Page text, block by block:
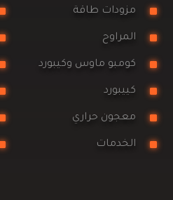
مزودات طاقة
المراوح
كومبو ماوس وكيبورد
كييبورد
معجون حراري
الخدمات